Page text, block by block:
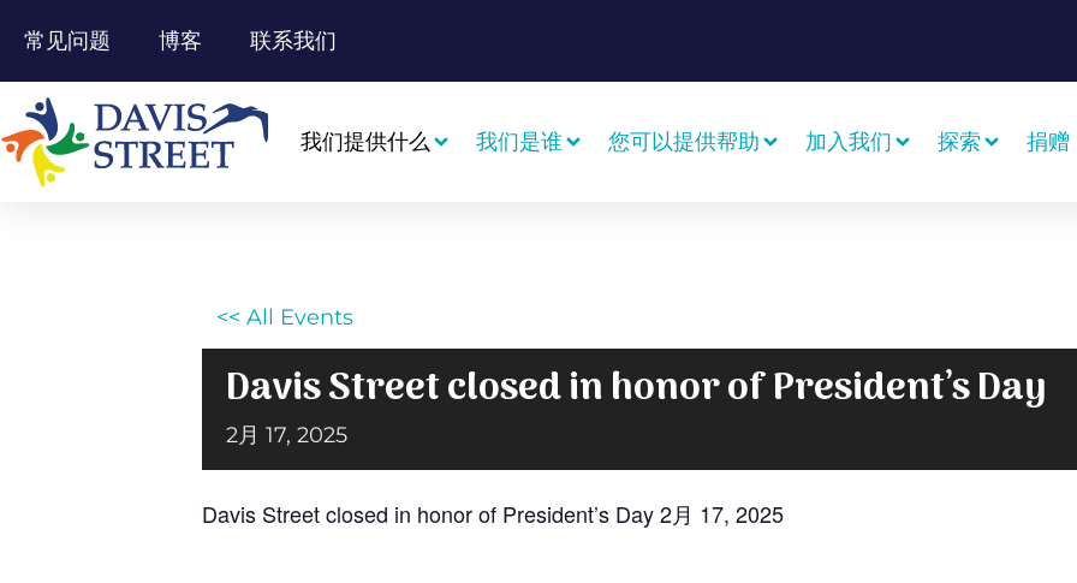
常见问题 博客 联系我们
我们提供什么 我们是谁 您可以提供帮助 加入我们 探索 捐赠
<< All Events
Davis Street closed in honor of President’s Day
2月 17, 2025
Davis Street closed in honor of President’s Day 2月 17, 2025